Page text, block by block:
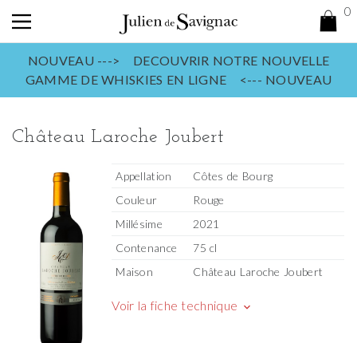
0
NOUVEAU ---> DECOUVRIR NOTRE NOUVELLE
GAMME DE WHISKIES EN LIGNE <--- NOUVEAU
Château Laroche Joubert
Appellation
Côtes de Bourg
Couleur
Rouge
Millésime
2021
Contenance
75 cl
Maison
Château Laroche Joubert
Voir la fiche technique keyboard_arrow_down